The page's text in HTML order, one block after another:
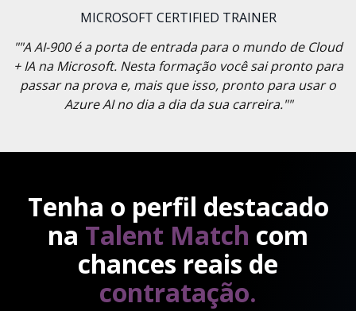
MICROSOFT CERTIFIED TRAINER
""A AI-900 é a porta de entrada para o mundo de Cloud
+ IA na Microsoft. Nesta formação você sai pronto para
passar na prova e, mais que isso, pronto para usar o
Azure AI no dia a dia da sua carreira.""
Tenha o perfil destacado
na Talent Match com
chances reais de
contratação.